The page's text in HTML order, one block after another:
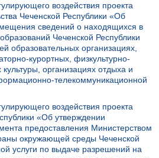
воздействия проекта
Чеченской Республики «Об
сведений о находящихся в
Чеченской Республики
образовательных организациях,
курортных, физкультурно-
организациях отдыха и
телекоммуникационной
воздействия проекта
«Об утверждении
предоставления Министерством
окружающей среды Чеченской
услуги по выдаче разрешений на